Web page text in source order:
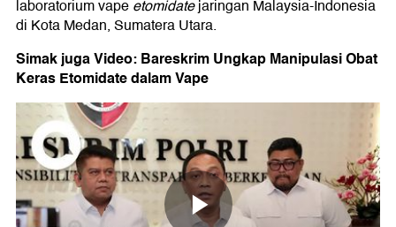
laboratorium vapeetomidatejaringan Malaysia-Indonesia
di Kota Medan, Sumatera Utara.
Simak juga Video: Bareskrim Ungkap Manipulasi Obat
Keras Etomidate dalam Vape